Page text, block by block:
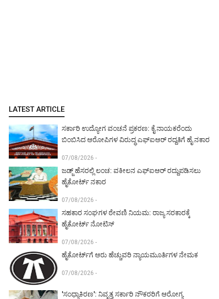
LATEST ARTICLE
ಸರ್ಕಾರಿ ಉದ್ಯೋಗ ವಂಚನೆ ಪ್ರಕರಣ: ಕೈ ನಾಯಕರೆಂದು
ಬಿಂಬಿಸಿದ ಆರೋಪಿಗಳ ವಿರುದ್ಧ ಎಫ್‌ಐಆರ್ ರದ್ದತಿಗೆ ಹೈ ನಕಾರ
07/08/2026 -
ಜಡ್ಜ್ ಹೆಸರಲ್ಲಿ ಲಂಚ: ವಕೀಲನ ಎಫ್‌ಐಆರ್ ರದ್ದುಪಡಿಸಲು
ಹೈಕೋರ್ಟ್ ನಕಾರ
07/08/2026 -
ಸಹಕಾರ ಸಂಘಗಳ ಠೇವಣಿ ನಿಯಮ: ರಾಜ್ಯ ಸರಕಾರಕ್ಕೆ
ಹೈಕೋರ್ಟ್ ನೋಟಿಸ್
07/08/2026 -
ಹೈಕೋರ್ಟ್‌ಗೆ ಆರು ಹೆಚ್ಚುವರಿ ನ್ಯಾಯಮೂರ್ತಿಗಳ ನೇಮಕ
07/08/2026 -
'ಸಂಧ್ಯಾಕಿರಣ': ನಿವೃತ್ತ ಸರ್ಕಾರಿ ನೌಕರರಿಗೆ ಆರೋಗ್ಯ